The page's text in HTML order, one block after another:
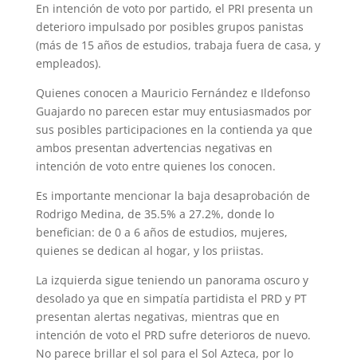
En intención de voto por partido, el PRI presenta un
deterioro impulsado por posibles grupos panistas
(más de 15 años de estudios, trabaja fuera de casa, y
empleados).
Quienes conocen a Mauricio Fernández e Ildefonso
Guajardo no parecen estar muy entusiasmados por
sus posibles participaciones en la contienda ya que
ambos presentan advertencias negativas en
intención de voto entre quienes los conocen.
Es importante mencionar la baja desaprobación de
Rodrigo Medina, de 35.5% a 27.2%, donde lo
benefician: de 0 a 6 años de estudios, mujeres,
quienes se dedican al hogar, y los priistas.
La izquierda sigue teniendo un panorama oscuro y
desolado ya que en simpatía partidista el PRD y PT
presentan alertas negativas, mientras que en
intención de voto el PRD sufre deterioros de nuevo.
No parece brillar el sol para el Sol Azteca, por lo